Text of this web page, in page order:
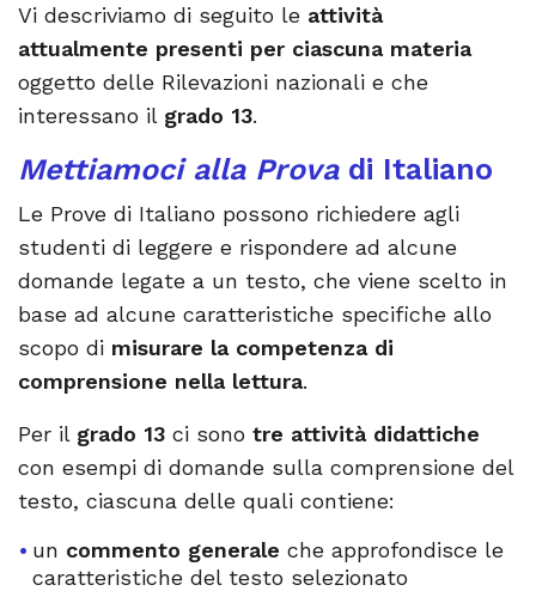
Vi descriviamo di seguito le attività
attualmente presenti per ciascuna materia
oggetto delle Rilevazioni nazionali e che
interessano il grado 13.
Mettiamoci alla Prova di Italiano
Le Prove di Italiano possono richiedere agli
studenti di leggere e rispondere ad alcune
domande legate a un testo, che viene scelto in
base ad alcune caratteristiche specifiche allo
scopo di misurare la competenza di
comprensione nella lettura.
Per il grado 13 ci sono tre attività didattiche
con esempi di domande sulla comprensione del
testo, ciascuna delle quali contiene:
un commento generale che approfondisce le
caratteristiche del testo selezionato